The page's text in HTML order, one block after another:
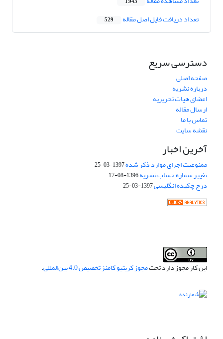
تعداد دریافت فایل اصل مقاله 529
دسترسی سریع
صفحه اصلی
درباره نشریه
اعضای هیات تحریریه
ارسال مقاله
تماس با ما
نقشه سایت
آخرین اخبار
ممنوعیت اجرای موارد ذکر شده1397-03-25
تغییر شماره حساب نشریه1396-08-17
درج چکیده انگلیسی1397-03-25
این کار مجوز دارد تحتمجوز کریتیو کامنز تخصیص 4.0 بین‌المللی .